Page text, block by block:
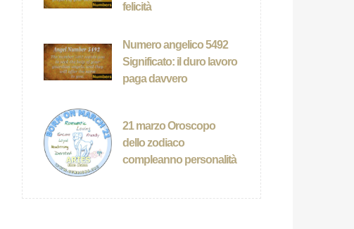
felicità
Numero angelico 5492
Significato: il duro lavoro
paga davvero
21 marzo Oroscopo
dello zodiaco
compleanno personalità